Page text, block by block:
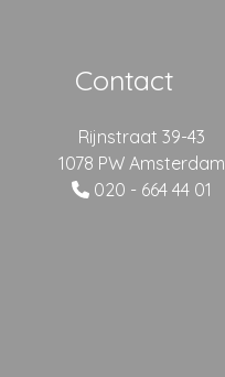
Contact
Rijnstraat 39-43
1078 PW Amsterdam
020 - 664 44 01